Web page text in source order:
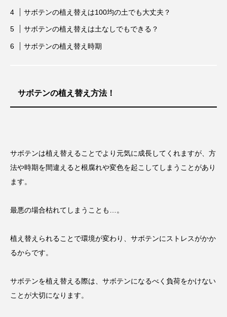
サボテンの植え替えは100均の土でも大丈夫？
サボテンの植え替えは土なしでもできる？
サボテンの植え替え時期
サボテンの植え替え方法！
サボテンは植え替えることでより元気に成長してくれますが、方
法や時期を間違えると根腐れや変色を起こしてしまうことがあり
ます。
最悪の場合枯れてしまうことも…。
植え替えられることで環境が変わり、サボテンにストレスがかか
るからです。
サボテンを植え替える際は、サボテンになるべく負荷をかけない
ことが大切になります。